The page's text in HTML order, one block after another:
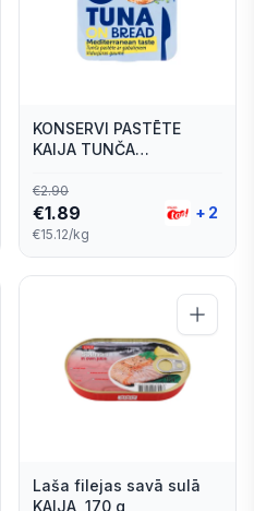
KONSERVI PASTĒTE
KAIJA TUNČA
125G
€2.90
€1.89
€15.12/kg
+ 2
Laša filejas savā sulā
KAIJA, 170 g